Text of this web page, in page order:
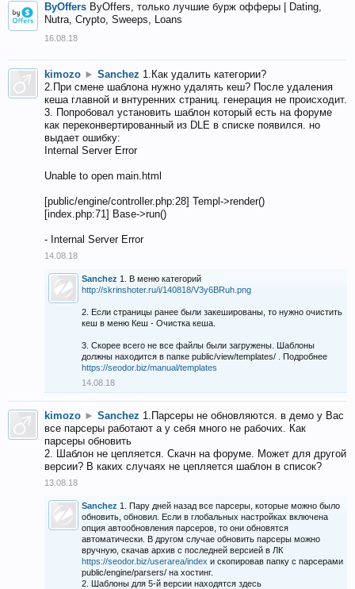
ByOffers ByOffers, только лучшие бурж офферы | Dating,
Nutra, Crypto, Sweeps, Loans
16.08.18
kimozo ► Sanchez 1.Как удалить категории?
2.При смене шаблона нужно удалять кеш? После удаления
кеша главной и внтуренних страниц. генерация не происходит.
3. Попробовал установить шаблон который есть на форуме
как переконвертированный из DLE в списке появился. но
выдает ошибку:
Internal Server Error
Unable to open main.html
[public/engine/controller.php:28] Templ->render()
[index.php:71] Base->run()
- Internal Server Error
14.08.18
Sanchez 1. В меню категорий
http://skrinshoter.ru/i/140818/V3y6BRuh.png
2. Если страницы ранее были закешированы, то нужно очистить
кеш в меню Кеш - Очистка кеша.
3. Скорее всего не все файлы были загружены. Шаблоны
должны находится в папке public/view/templates/ . Подробнее
https://seodor.biz/manual/templates
14.08.18
kimozo ► Sanchez 1.Парсеры не обновляются. в демо у Вас
все парсеры работают а у себя много не рабочих. Как
парсеры обновить
2. Шаблон не цепляется. Скачн на форуме. Может для другой
версии? В каких случаях не цепляется шаблон в список?
13.08.18
Sanchez 1. Пару дней назад все парсеры, которые можно было
обновить, обновил. Если в глобальных настройках включена
опция автообновления парсеров, то они обновятся
автоматически. В другом случае обновить парсеры можно
вручную, скачав архив с последней версией в ЛК
https://seodor.biz/userarea/index и скопировав папку с парсерами
public/engine/parsers/ на хостинг.
2. Шаблоны для 5-й версии находятся здесь